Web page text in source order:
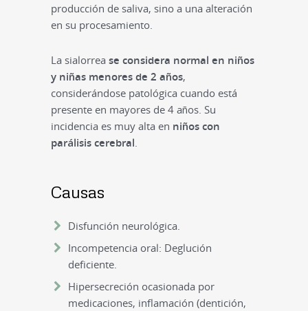
producción de saliva, sino a una alteración
en su procesamiento.
La sialorrea se considera normal en niños
y niñas menores de 2 años,
considerándose patológica cuando está
presente en mayores de 4 años. Su
incidencia es muy alta en niños con
parálisis cerebral.
Causas
Disfunción neurológica.
Incompetencia oral: Deglución
deficiente.
Hipersecreción ocasionada por
medicaciones, inflamación (dentición,